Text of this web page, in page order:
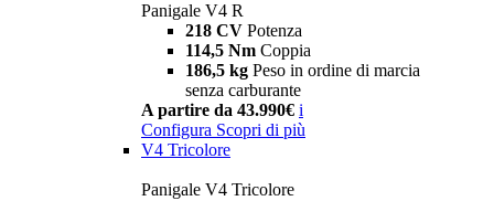
Panigale V4 R
218 CV Potenza
114,5 Nm Coppia
186,5 kg Peso in ordine di marcia
senza carburante
A partire da 43.990€ i
Configura Scopri di più
V4 Tricolore
Panigale V4 Tricolore